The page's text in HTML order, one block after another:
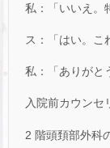
私：「いいえ。
ス：「はい。こ
私：「ありがと
入院前カウンセ
2 階頭頚部外科